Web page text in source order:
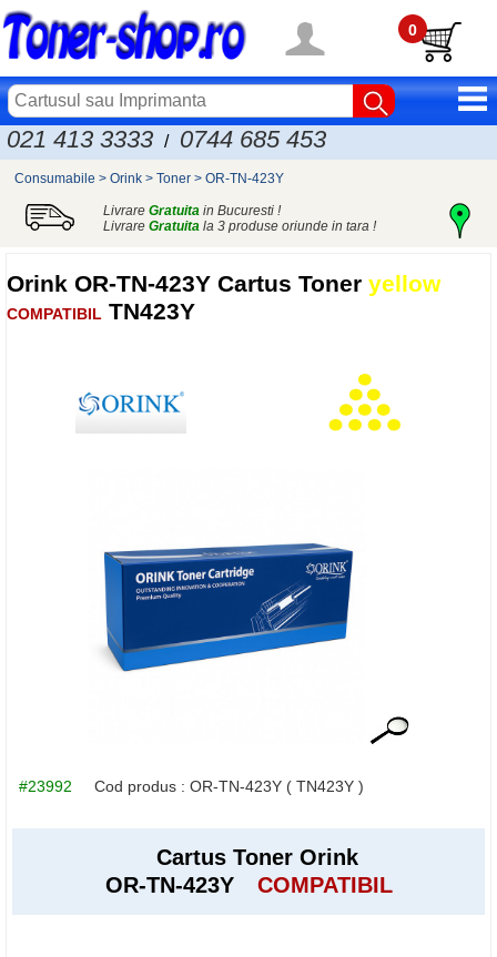
0
021 413 3333 / 0744 685 453
Consumabile > Orink > Toner > OR-TN-423Y
Livrare Gratuitain Bucuresti !
Livrare Gratuitala 3 produse oriunde in tara !
Orink OR-TN-423Y Cartus Toner yellow
COMPATIBIL TN423Y
#23992 Cod produs : OR-TN-423Y ( TN423Y )
Cartus Toner Orink
OR-TN-423Y
COMPATIBIL